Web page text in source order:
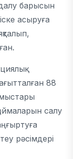
барысын
асыруға
88
салу
рәсімдері